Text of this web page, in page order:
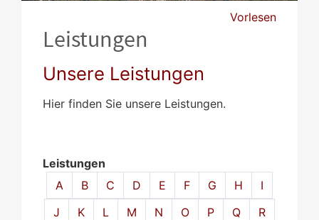
Vorlesen
Leistungen
Unsere Leistungen
Hier finden Sie unsere Leistungen.
Leistungen
Alphabetisches Register überspringen
A B C D E F G H
I
J
K L M N O P Q
R